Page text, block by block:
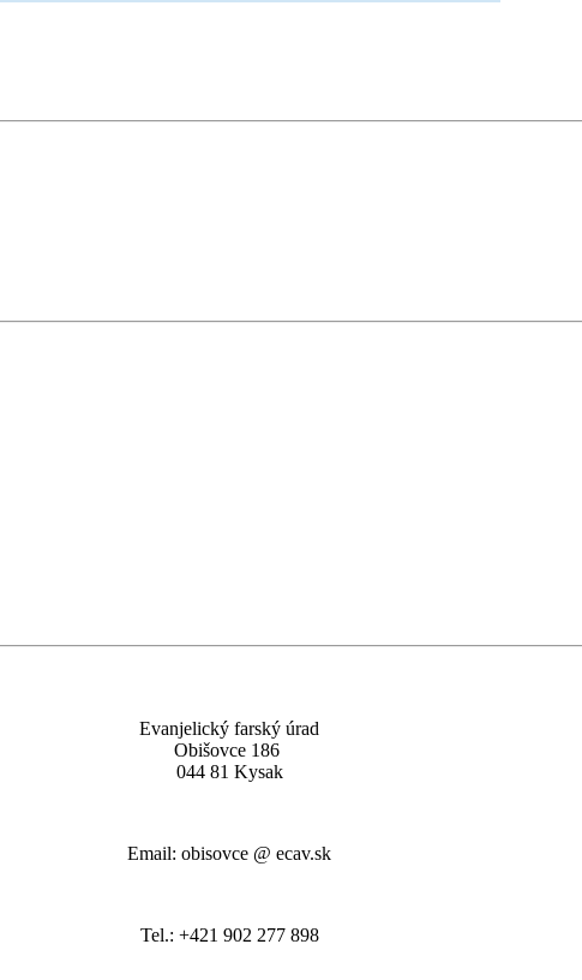
Evanjelický farský úrad
Obišovce 186
044 81 Kysak
Email: obisovce @ ecav.sk
Tel.: +421 902 277 898